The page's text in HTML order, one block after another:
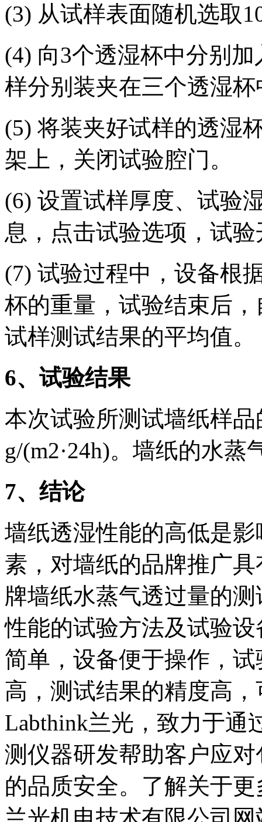
(3) 从试样表面随机选取
(4) 向3个透湿杯中分别
样分别装夹在三个透湿杯
(5) 将装夹好试样的透湿
架上，关闭试验腔门。
(6) 设置试样厚度、试验
息，点击试验选项，试验
(7) 试验过程中，设备根
杯的重量，试验结束后
试样测试结果的平均值。
6、试验结果
本次试验所测试墙纸样
g/(m2·24h)。墙纸的水
7、结论
墙纸透湿性能的高低是
素，对墙纸的品牌推广
牌墙纸水蒸气透过量的
性能的试验方法及试验
简单，设备便于操作，
高，测试结果的精度高
Labthink兰光，致力于通
测仪器研发帮助客户应
的品质安全。了解关于